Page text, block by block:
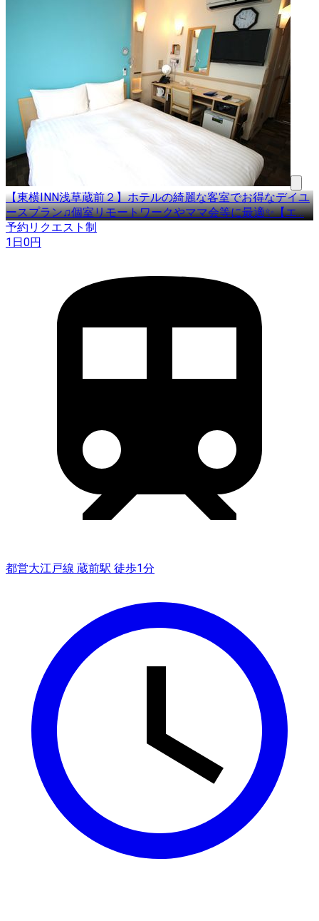
【東横INN浅草蔵前２】ホテルの綺麗な客室でお得なデイユ
ースプラン♫個室リモートワークやママ会等に最適✨【エ…
予約リクエスト制
1日0円
都営大江戸線 蔵前駅 徒歩1分